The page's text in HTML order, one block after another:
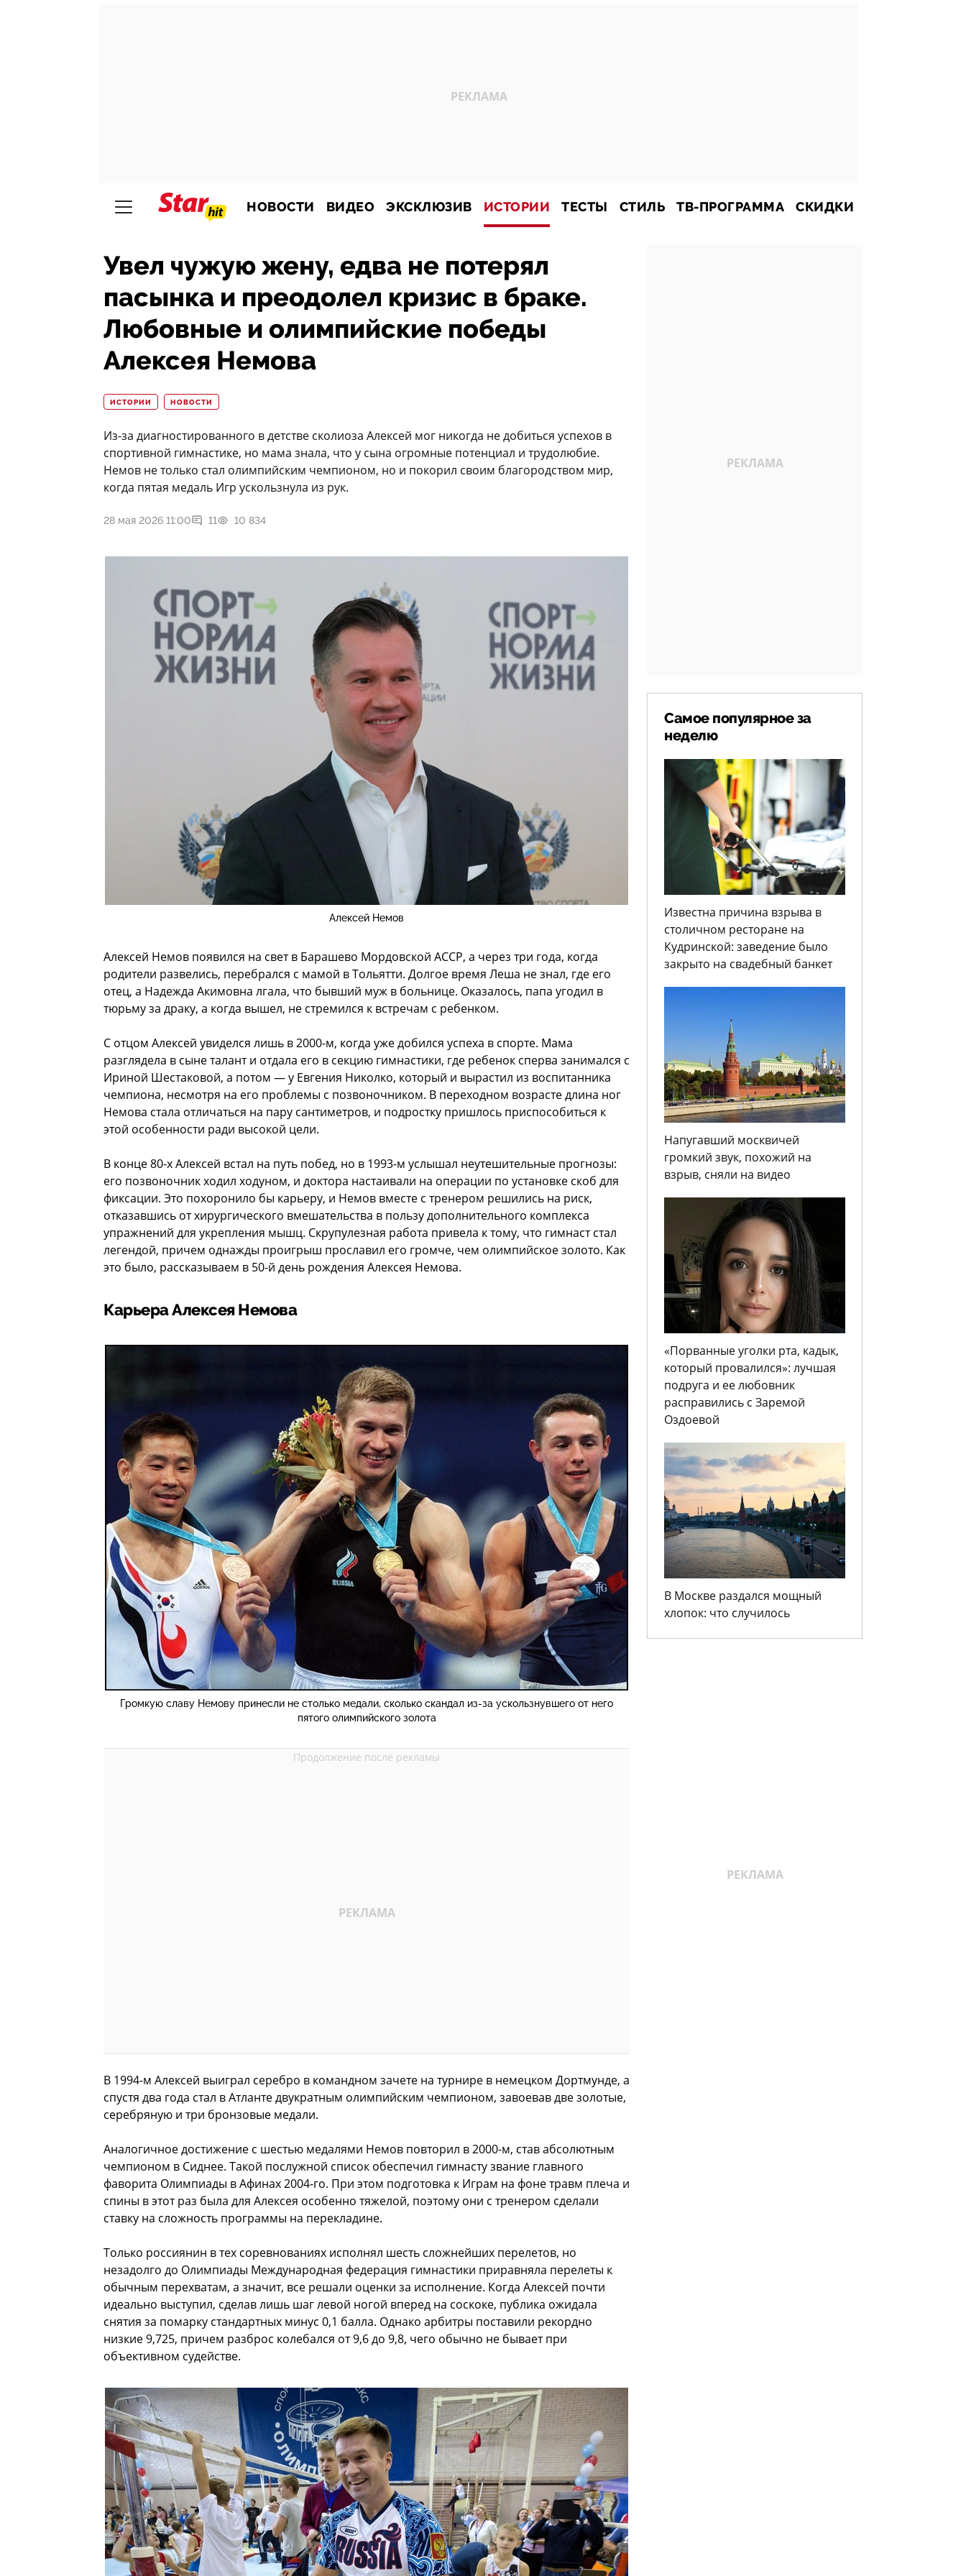
НОВОСТИ ВИДЕО ЭКСКЛЮЗИВ ИСТОРИИ ТЕСТЫ СТИЛЬ ТВ-ПРОГРАММА СКИДКИ
Увел чужую жену, едва не потерял
пасынка и преодолел кризис в браке.
Любовные и олимпийские победы
Алексея Немова
ИСТОРИИ НОВОСТИ
Из-за диагностированного в детстве сколиоза Алексей мог никогда не добиться успехов в
спортивной гимнастике, но мама знала, что у сына огромные потенциал и трудолюбие.
Немов не только стал олимпийским чемпионом, но и покорил своим благородством мир,
когда пятая медаль Игр ускользнула из рук.
28 мая 2026 11:00 11 10 834
Алексей Немов
Алексей Немов появился на свет в Барашево Мордовской АССР, а через три года, когда
родители развелись, перебрался с мамой в Тольятти. Долгое время Леша не знал, где его
отец, а Надежда Акимовна лгала, что бывший муж в больнице. Оказалось, папа угодил в
тюрьму за драку, а когда вышел, не стремился к встречам с ребенком.
С отцом Алексей увиделся лишь в 2000-м, когда уже добился успеха в спорте. Мама
разглядела в сыне талант и отдала его в секцию гимнастики, где ребенок сперва занимался с
Ириной Шестаковой, а потом — у Евгения Николко, который и вырастил из воспитанника
чемпиона, несмотря на его проблемы с позвоночником. В переходном возрасте длина ног
Немова стала отличаться на пару сантиметров, и подростку пришлось приспособиться к
этой особенности ради высокой цели.
В конце 80-х Алексей встал на путь побед, но в 1993-м услышал неутешительные прогнозы:
его позвоночник ходил ходуном, и доктора настаивали на операции по установке скоб для
фиксации. Это похоронило бы карьеру, и Немов вместе с тренером решились на риск,
отказавшись от хирургического вмешательства в пользу дополнительного комплекса
упражнений для укрепления мышц. Скрупулезная работа привела к тому, что гимнаст стал
легендой, причем однажды проигрыш прославил его громче, чем олимпийское золото. Как
это было, рассказываем в 50-й день рождения Алексея Немова.
Карьера Алексея Немова
Громкую славу Немову принесли не столько медали, сколько скандал из-за ускользнувшего от него
пятого олимпийского золота
В 1994-м Алексей выиграл серебро в командном зачете на турнире в немецком Дортмунде, а
спустя два года стал в Атланте двукратным олимпийским чемпионом, завоевав две золотые,
серебряную и три бронзовые медали.
Аналогичное достижение с шестью медалями Немов повторил в 2000-м, став абсолютным
чемпионом в Сиднее. Такой послужной список обеспечил гимнасту звание главного
фаворита Олимпиады в Афинах 2004-го. При этом подготовка к Играм на фоне травм плеча и
спины в этот раз была для Алексея особенно тяжелой, поэтому они с тренером сделали
ставку на сложность программы на перекладине.
Только россиянин в тех соревнованиях исполнял шесть сложнейших перелетов, но
незадолго до Олимпиады Международная федерация гимнастики приравняла перелеты к
обычным перехватам, а значит, все решали оценки за исполнение. Когда Алексей почти
идеально выступил, сделав лишь шаг левой ногой вперед на соскоке, публика ожидала
снятия за помарку стандартных минус 0,1 балла. Однако арбитры поставили рекордно
низкие 9,725, причем разброс колебался от 9,6 до 9,8, чего обычно не бывает при
объективном судействе.
Самое популярное за
неделю
Известна причина взрыва в
столичном ресторане на
Кудринской: заведение было
закрыто на свадебный банкет
Напугавший москвичей
громкий звук, похожий на
взрыв, сняли на видео
«Порванные уголки рта, кадык,
который провалился»: лучшая
подруга и ее любовник
расправились с Заремой
Оздоевой
В Москве раздался мощный
хлопок: что случилось